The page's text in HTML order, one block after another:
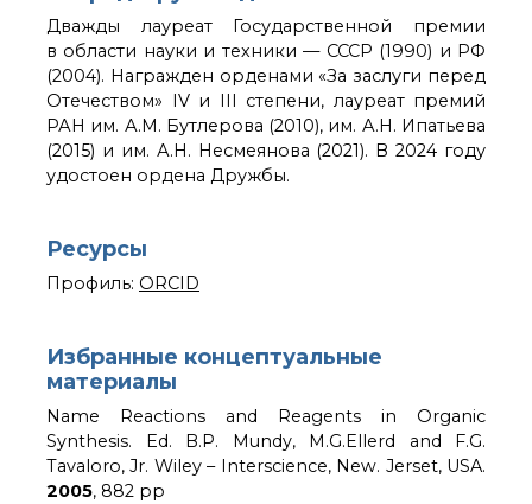
Дважды лауреат Государственной премии
в области науки и техники — СССР (1990) и РФ
(2004). Награжден орденами «За заслуги перед
Отечеством» IV и III степени, лауреат премий
РАН им. А.М. Бутлерова (2010), им. А.Н. Ипатьева
(2015) и им. А.Н. Несмеянова (2021). В 2024 году
удостоен ордена Дружбы.
Ресурсы
Профиль: ORCID
Избранные концептуальные
материалы
Name Reactions and Reagents in Organic
Synthesis. Ed. B.P. Mundy, M.G.Ellerd and F.G.
Tavaloro, Jr. Wiley – Interscience, New. Jerset, USA.
2005, 882 pp